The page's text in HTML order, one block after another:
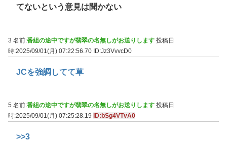
てないという意見は聞かない
3 名前:番組の途中ですが翡翠の名無しがお送りします 投稿日
時:2025/09/01(月) 07:22:56.70 ID:Jz3VvvcD0
JCを強調してて草
5 名前:番組の途中ですが翡翠の名無しがお送りします 投稿日
時:2025/09/01(月) 07:25:28.19
ID:bSg4VTvA0
>>3